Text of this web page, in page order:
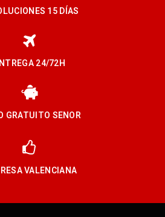
15 DÍAS
24/72H
GRATUITO SENOR
VALENCIANA